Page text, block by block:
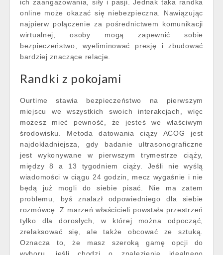
ich zaangażowania, siły i pasji. Jednak taka randka
online może okazać się niebezpieczna. Nawiązując
najpierw połączenie za pośrednictwem komunikacji
wirtualnej, osoby mogą zapewnić sobie
bezpieczeństwo, wyeliminować presję i zbudować
bardziej znaczące relacje.
Randki z pokojami
Ourtime stawia bezpieczeństwo na pierwszym
miejscu we wszystkich swoich interakcjach, więc
możesz mieć pewność, że jesteś we właściwym
środowisku. Metoda datowania ciąży ACOG jest
najdokładniejsza, gdy badanie ultrasonograficzne
jest wykonywane w pierwszym trymestrze ciąży,
między 8 a 13 tygodniem ciąży. Jeśli nie wyślą
wiadomości w ciągu 24 godzin, mecz wygaśnie i nie
będą już mogli do siebie pisać. Nie ma zatem
problemu, byś znalazł odpowiedniego dla siebie
rozmówcę. Z marzeń właścicieli powstała przestrzeń
tylko dla dorosłych, w której można odpocząć,
zrelaksować się, ale także obcować ze sztuką.
Oznacza to, że masz szeroką gamę opcji do